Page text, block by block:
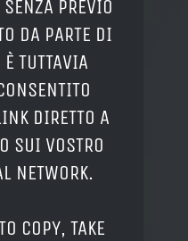
PREVIO
DA PARTE DI
TUTTAVIA
DIRETTO A
SUI VOSTRO
NETWORK.
COPY, TAKE